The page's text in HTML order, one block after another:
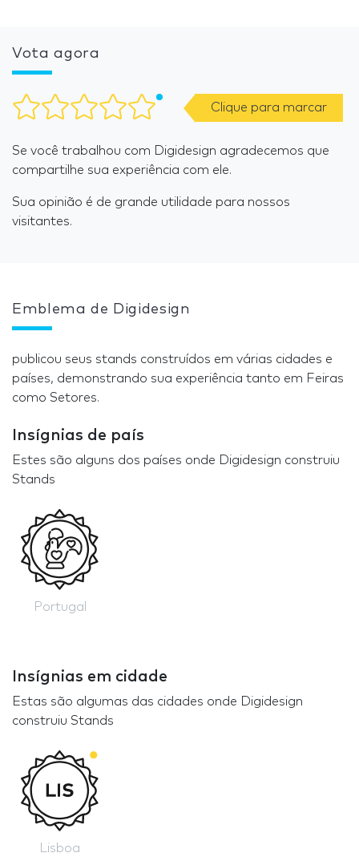
Vota agora
Clique para marcar
Se você trabalhou com Digidesign agradecemos que
compartilhe sua experiência com ele.
Sua opinião é de grande utilidade para nossos
visitantes.
Emblema de Digidesign
publicou seus stands construídos em várias cidades e
países, demonstrando sua experiência tanto em Feiras
como Setores.
Insígnias de país
Estes são alguns dos países onde Digidesign construiu
Stands
Portugal
Insígnias em cidade
Estas são algumas das cidades onde Digidesign
construiu Stands
Lisboa